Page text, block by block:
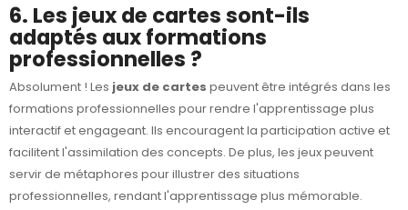
6. Les jeux de cartes sont-ils
adaptés aux formations
professionnelles ?
Absolument ! Les jeux de cartes peuvent être intégrés dans les
formations professionnelles pour rendre l'apprentissage plus
interactif et engageant. Ils encouragent la participation active et
facilitent l'assimilation des concepts. De plus, les jeux peuvent
servir de métaphores pour illustrer des situations
professionnelles, rendant l'apprentissage plus mémorable.